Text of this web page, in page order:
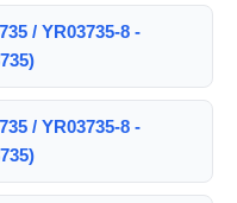
/ YR03735-8 -
/ YR03735-8 -